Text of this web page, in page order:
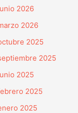
2026
2026
2025
2025
2025
2025
2025